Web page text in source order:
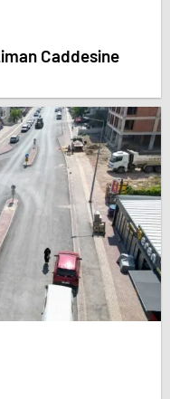
Caddesine